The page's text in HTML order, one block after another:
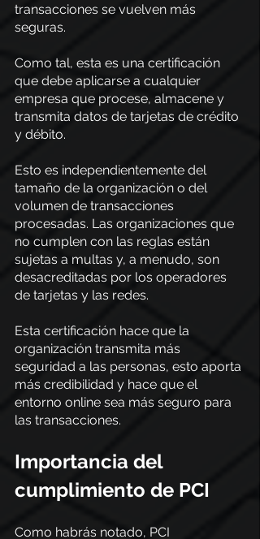
transacciones se vuelven más
seguras.
Como tal, esta es una certificación
que debe aplicarse a cualquier
empresa que procese, almacene y
transmita datos de tarjetas de crédito
y débito.
Esto es independientemente del
tamaño de la organización o del
volumen de transacciones
procesadas. Las organizaciones que
no cumplen con las reglas están
sujetas a multas y, a menudo, son
desacreditadas por los operadores
de tarjetas y las redes.
Esta certificación hace que la
organización transmita más
seguridad a las personas, esto aporta
más credibilidad y hace que el
entorno online sea más seguro para
las transacciones.
Importancia del
cumplimiento de PCI
Como habrás notado, PCI